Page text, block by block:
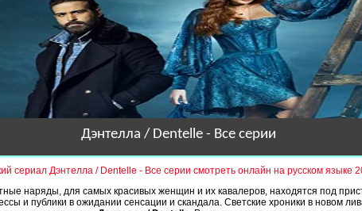
Дэнтелла / Dentelle - Все серии
сериал Дэнтелла / Dentelle - Все серии смотреть онлайн на русском языке
наряды, для самых красивых женщин и их кавалеров, находятся под
и публики в ожидании сенсации и скандала. Светские хроники в новом